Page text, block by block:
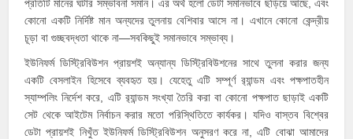
প্রতিটি মানের ঘটার সম্ভাবনা সমান। এর অর্থ হলো ডেটা সমানভাবে ছড়িয়ে আছে, এবং
কোনো একটি নির্দিষ্ট মান অন্যদের তুলনায় বেশিবার আসে না। এখানে কোনো কেন্দ্রীয়
চূড়া বা গুচ্ছবদ্ধতা থাকে না—সবকিছুই সমানভাবে সম্ভাব্য।
ইউনিফর্ম ডিস্ট্রিবিউশন প্রায়শই অন্যান্য ডিস্ট্রিবিউশনের সাথে তুলনা করার জন্য
একটি বেসলাইন হিসেবে ব্যবহৃত হয়। যেহেতু এটি সম্পূর্ণ র‍্যান্ডম এবং পক্ষপাতহীন
স্যাম্পলিং নির্দেশ করে, এটি র‍্যান্ডম সংখ্যা তৈরি করা বা কোনো পক্ষপাত ছাড়াই একটি
সেট থেকে আইটেম নির্বাচন করার মতো পরিস্থিতিতে কার্যকর। যদিও বাস্তব বিশ্বের
ডেটা প্রায়শই নিখুঁত ইউনিফর্ম ডিস্ট্রিবিউশন অনুসরণ করে না, এটি বোঝা আমাদের